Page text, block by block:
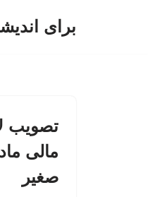
برای
تصویب
مالی
صغیر